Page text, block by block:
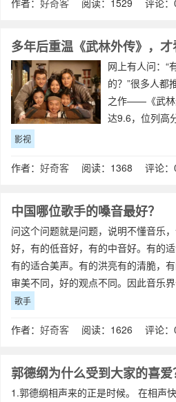
作者： 好奇客 阅读：1529 评论：
网上有人问：“
的？”很多人都
之作——《武林
达9.6，位列高
众。那个时候
影视
作者： 好奇客 阅读：1368 评论：
中国哪位歌手的嗓音最好？
问这个问题就是问题，说明不懂音乐
好，有的低音好，有的中音好。有的
有的适合美声。有的洪亮有的清脆，
审美不同，好的观点不同。因此音乐
不是音乐的，其它人可能特喜欢，比如
歌手
作者： 好奇客 阅读：1626 评论：
郭德纲为什么受到大家的喜爱
1.郭德纲相声来的正是时候。 在相声